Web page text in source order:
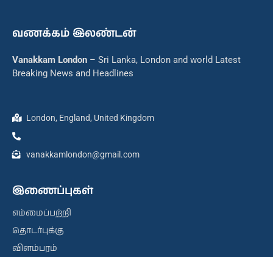
வணக்கம் இலண்டன்
Vanakkam London – Sri Lanka, London and world Latest
Breaking News and Headlines
London, England, United Kingdom
vanakkamlondon@gmail.com
இணைப்புகள்
எம்மைப்பற்றி
தொடர்புக்கு
விளம்பரம்